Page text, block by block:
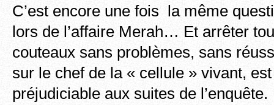
C’est encore une fois la même
lors de l’affaire Merah… Et arrêter
couteaux sans problèmes, sans
sur le chef de la « cellule » vivant,
préjudiciable aux suites de